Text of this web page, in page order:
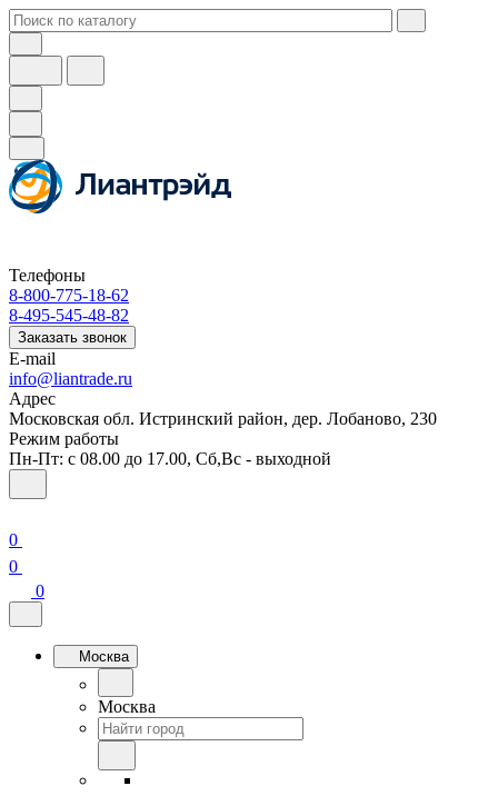
Телефоны
8-800-775-18-62
8-495-545-48-82
Заказать звонок
E-mail
info@liantrade.ru
Адрес
Московская обл. Истринский район, дер. Лобаново, 230
Режим работы
Пн-Пт: c 08.00 до 17.00, Cб,Вс - выходной
0
0
0
Москва
Москва